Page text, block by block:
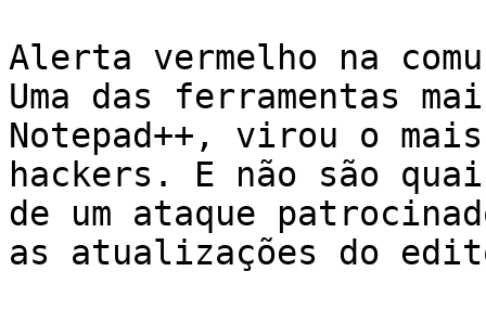
Alerta vermelho na
Uma das ferramentas
Notepad++, virou o
hackers. E não são
de um ataque
as atualizações do